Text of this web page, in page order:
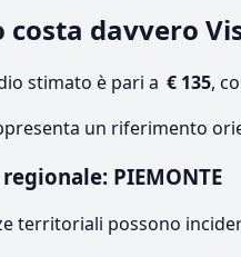
costa davvero
stimato è pari a € 135,
un riferimento
PIEMONTE
territoriali possono